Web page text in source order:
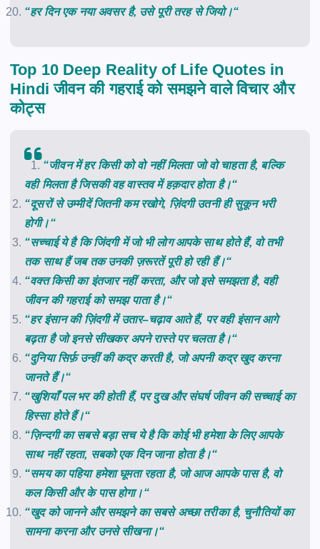
“हर दिन एक नया अवसर है, उसे पूरी तरह से जियो।“
Top 10 Deep Reality of Life Quotes in
Hindi जीवन की गहराई को समझने वाले विचार और
कोट्स
“जीवन में हर किसी को वो नहीं मिलता जो वो चाहता है, बल्कि
वही मिलता है जिसकी वह वास्तव में हक़दार होता है।“
“दूसरों से उम्मीदें जितनी कम रखोगे, ज़िंदगी उतनी ही सुकून भरी
होगी।“
“सच्चाई ये है कि जिंदगी में जो भी लोग आपके साथ होते हैं, वो तभी
तक साथ हैं जब तक उनकी ज़रूरतें पूरी हो रही हैं।“
“वक्त किसी का इंतजार नहीं करता, और जो इसे समझता है, वही
जीवन की गहराई को समझ पाता है।“
“हर इंसान की ज़िंदगी में उतार–चढ़ाव आते हैं, पर वही इंसान आगे
बढ़ता है जो इनसे सीखकर अपने रास्ते पर चलता है।“
“दुनिया सिर्फ़ उन्हीं की कद्र करती है, जो अपनी कद्र खुद करना
जानते हैं।“
“खुशियाँ पल भर की होती हैं, पर दुख और संघर्ष जीवन की सच्चाई का
हिस्सा होते हैं।“
“ज़िन्दगी का सबसे बड़ा सच ये है कि कोई भी हमेशा के लिए आपके
साथ नहीं रहता, सबको एक दिन जाना होता है।“
“समय का पहिया हमेशा घूमता रहता है, जो आज आपके पास है, वो
कल किसी और के पास होगा।“
“खुद को जानने और समझने का सबसे अच्छा तरीका है, चुनौतियों का
सामना करना और उनसे सीखना।“